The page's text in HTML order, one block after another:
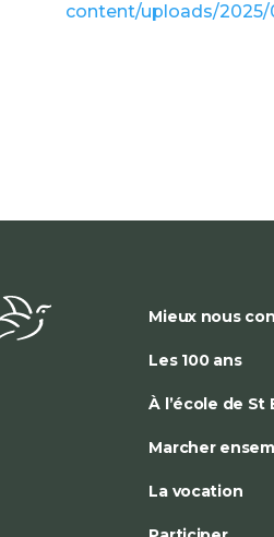
content/uploads/2025/
Mieux nous
Les 100 ans
À l’école de St
Marcher
La vocation